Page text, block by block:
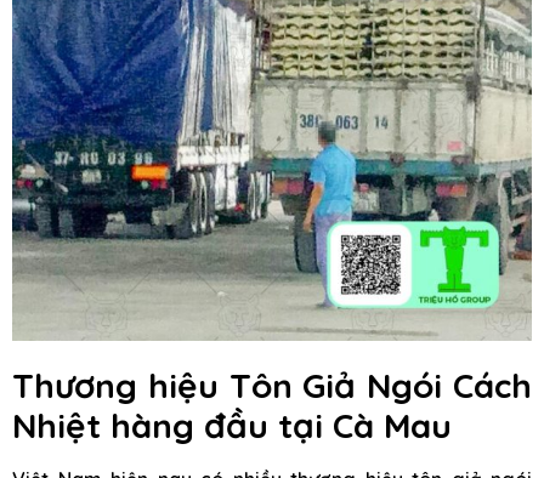
Thương hiệu Tôn Giả Ngói Cách
Nhiệt hàng đầu tại Cà Mau